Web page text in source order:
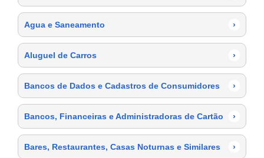
Agua e Saneamento ›
Aluguel de Carros ›
Bancos de Dados e Cadastros de Consumidores ›
Bancos, Financeiras e Administradoras de Cartão ›
Bares, Restaurantes, Casas Noturnas e Similares ›